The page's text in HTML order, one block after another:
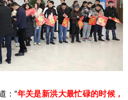
：“年关是新洪大最忙碌的时候，